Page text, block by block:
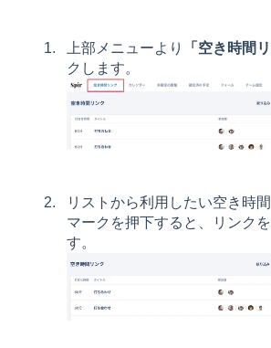
上部メニューより 「空き時間
クします。
リストから利用したい空き時
マークを押下すると、リンク
す。